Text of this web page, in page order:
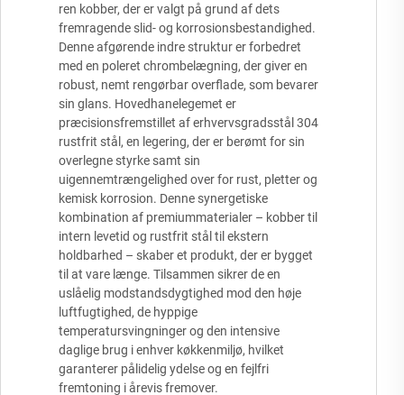
ren kobber, der er valgt på grund af dets
fremragende slid- og korrosionsbestandighed.
Denne afgørende indre struktur er forbedret
med en poleret chrombelægning, der giver en
robust, nemt rengørbar overflade, som bevarer
sin glans. Hovedhanelegemet er
præcisionsfremstillet af erhvervsgradsstål 304
rustfrit stål, en legering, der er berømt for sin
overlegne styrke samt sin
uigennemtrængelighed over for rust, pletter og
kemisk korrosion. Denne synergetiske
kombination af premiummaterialer – kobber til
intern levetid og rustfrit stål til ekstern
holdbarhed – skaber et produkt, der er bygget
til at vare længe. Tilsammen sikrer de en
uslåelig modstandsdygtighed mod den høje
luftfugtighed, de hyppige
temperatursvingninger og den intensive
daglige brug i enhver køkkenmiljø, hvilket
garanterer pålidelig ydelse og en fejlfri
fremtoning i årevis fremover.